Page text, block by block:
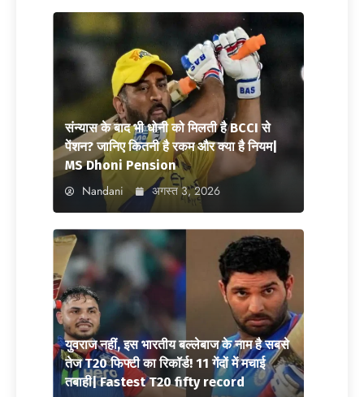
संन्यास के बाद भी धोनी को मिलती है BCCI से
पेंशन? जानिए कितनी है रकम और क्या है नियम|
MS Dhoni Pension
Nandani अगस्त 3, 2026
युवराज नहीं, इस भारतीय बल्लेबाज के नाम है सबसे
तेज T20 फिफ्टी का रिकॉर्ड! 11 गेंदों में मचाई
तबाही| Fastest T20 fifty record